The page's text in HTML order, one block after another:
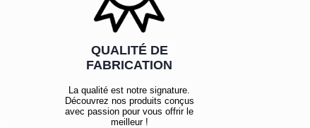
QUALITÉ DE
FABRICATION
La qualité est notre signature.
Découvrez nos produits conçus
avec passion pour vous offrir le
meilleur !